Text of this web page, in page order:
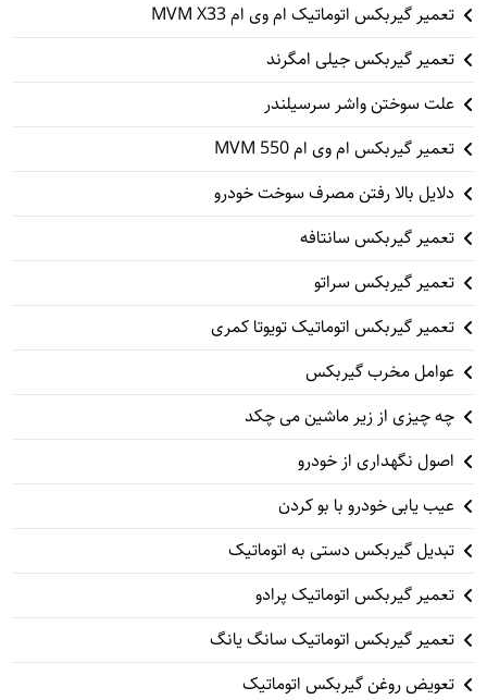
تعمیر گیربکس اتوماتیک ام وی ام MVM X33
تعمیر گیربکس جیلی امگرند
علت سوختن واشر سرسیلندر
تعمیر گیربکس ام وی ام 550 MVM
دلایل بالا رفتن مصرف سوخت خودرو
تعمیر گیربکس سانتافه
تعمیر گیربکس سراتو
تعمیر گیربکس اتوماتیک تویوتا کمری
عوامل مخرب گیربکس
چه چیزی از زیر ماشین می چکد
اصول نگهداری از خودرو
عیب یابی خودرو با بو کردن
تبدیل گیربکس دستی به اتوماتیک
تعمیر گیربکس اتوماتیک پرادو
تعمیر گیربکس اتوماتیک سانگ یانگ
تعویض روغن گیربکس اتوماتیک